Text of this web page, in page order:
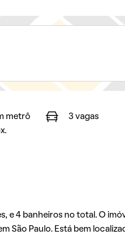
metrô
3 vagas
e 4 banheiros no total. O
São Paulo. Está bem